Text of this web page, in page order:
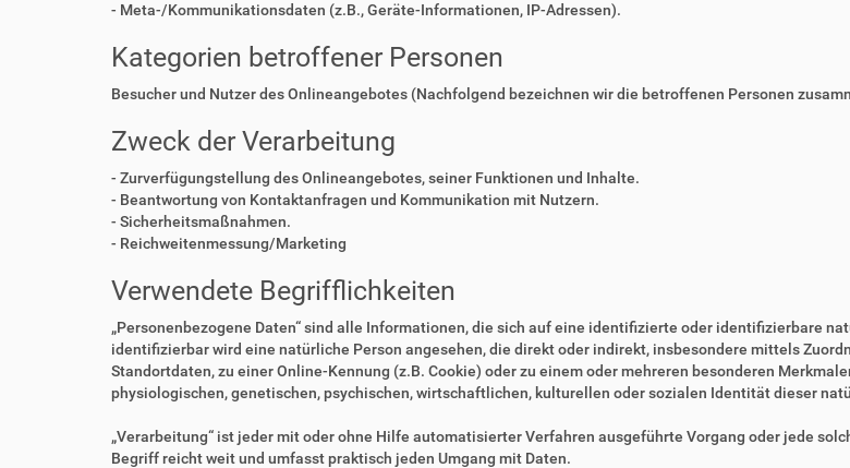
- Meta-/Kommunikationsdaten (z.B., Geräte-Informationen, IP-Adressen).
Kategorien betroffener Personen
Besucher und Nutzer des Onlineangebotes (Nachfolgend bezeichnen wir die betroffenen Personen
Zweck der Verarbeitung
- Zurverfügungstellung des Onlineangebotes, seiner Funktionen und Inhalte.
- Beantwortung von Kontaktanfragen und Kommunikation mit Nutzern.
- Sicherheitsmaßnahmen.
- Reichweitenmessung/Marketing
Verwendete Begrifflichkeiten
„Personenbezogene Daten“ sind alle Informationen, die sich auf eine identifizierte oder identifizierbare
identifizierbar wird eine natürliche Person angesehen, die direkt oder indirekt, insbesondere mittels
Standortdaten, zu einer Online-Kennung (z.B. Cookie) oder zu einem oder mehreren besonderen
physiologischen, genetischen, psychischen, wirtschaftlichen, kulturellen oder sozialen Identität dieser
„Verarbeitung“ ist jeder mit oder ohne Hilfe automatisierter Verfahren ausgeführte Vorgang oder jede
Begriff reicht weit und umfasst praktisch jeden Umgang mit Daten.